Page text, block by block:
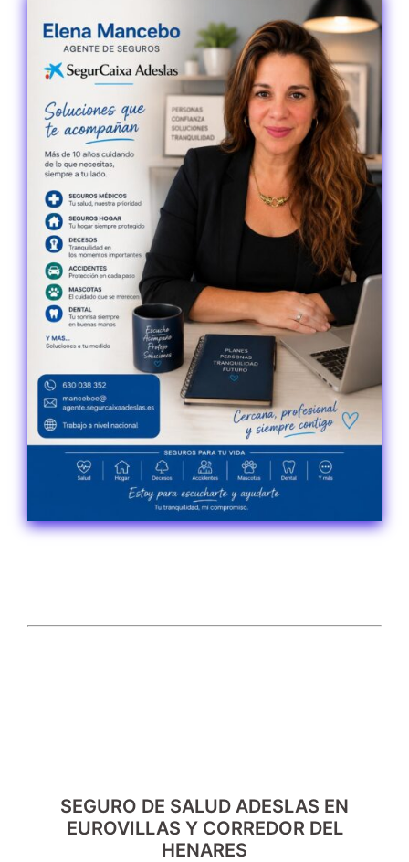
SEGURO DE SALUD ADESLAS EN
EUROVILLAS Y CORREDOR DEL
HENARES